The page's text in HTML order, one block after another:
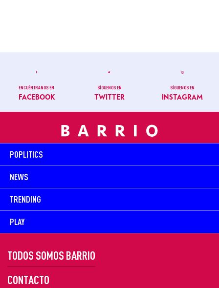
ENCUÉNTRANOS EN
FACEBOOK
SÍGUENOS EN
TWITTER
SÍGUENOS EN
INSTAGRAM
POPLITICS
NEWS
TRENDING
PLAY
TODOS SOMOS BARRIO
CONTACTO